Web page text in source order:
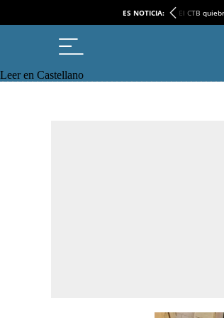
ES NOTICIA: El CTB
Leer en Castellano